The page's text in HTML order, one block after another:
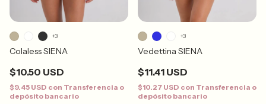
Colaless SIENA
$10.50 USD
$9.45 USD con Transferencia o
depósito bancario
+3
Vedettina SIENA
$11.41 USD
$10.27 USD con Transferencia o
depósito bancario
+3